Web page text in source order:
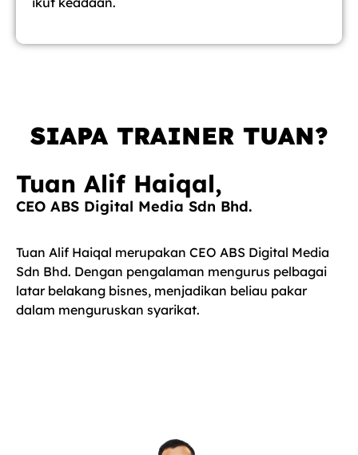
SIAPA TRAINER TUAN?
Tuan Alif Haiqal,
CEO ABS Digital Media Sdn Bhd.
Tuan Alif Haiqal merupakan CEO ABS Digital Media
Sdn Bhd. Dengan pengalaman mengurus pelbagai
latar belakang bisnes, menjadikan beliau pakar
dalam menguruskan syarikat.